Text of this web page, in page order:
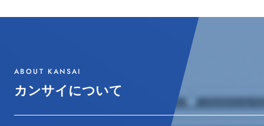
ABOUT KANSAI
カンサイについて